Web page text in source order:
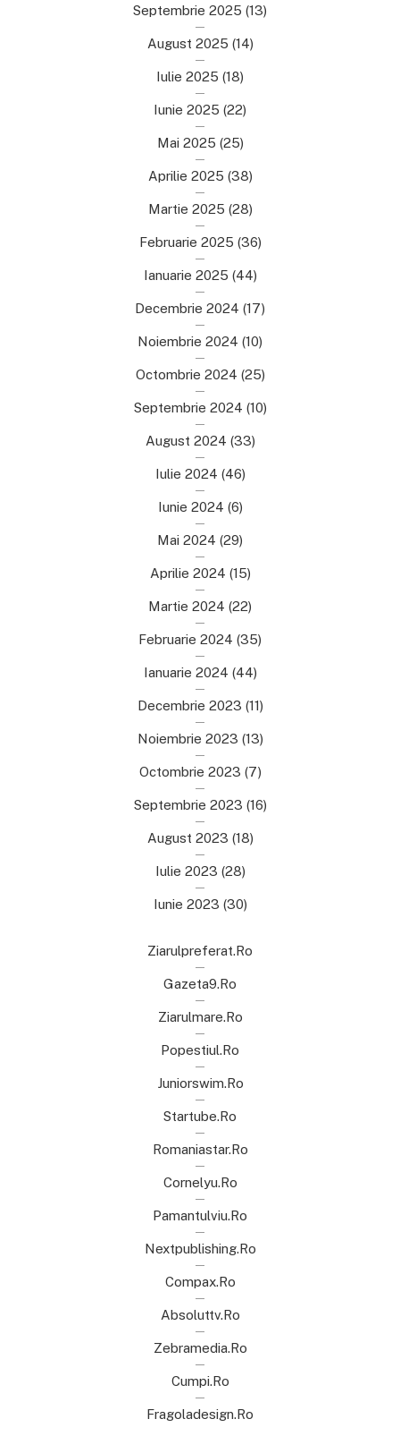
Septembrie 2025 (13)
August 2025 (14)
Iulie 2025 (18)
Iunie 2025 (22)
Mai 2025 (25)
Aprilie 2025 (38)
Martie 2025 (28)
Februarie 2025 (36)
Ianuarie 2025 (44)
Decembrie 2024 (17)
Noiembrie 2024 (10)
Octombrie 2024 (25)
Septembrie 2024 (10)
August 2024 (33)
Iulie 2024 (46)
Iunie 2024 (6)
Mai 2024 (29)
Aprilie 2024 (15)
Martie 2024 (22)
Februarie 2024 (35)
Ianuarie 2024 (44)
Decembrie 2023 (11)
Noiembrie 2023 (13)
Octombrie 2023 (7)
Septembrie 2023 (16)
August 2023 (18)
Iulie 2023 (28)
Iunie 2023 (30)
Ziarulpreferat.ro
Gazeta9.ro
Ziarulmare.ro
Popestiul.ro
Juniorswim.ro
Startube.ro
Romaniastar.ro
Cornelyu.ro
Pamantulviu.ro
Nextpublishing.ro
Compax.ro
Absoluttv.ro
Zebramedia.ro
Cumpi.ro
Fragoladesign.ro